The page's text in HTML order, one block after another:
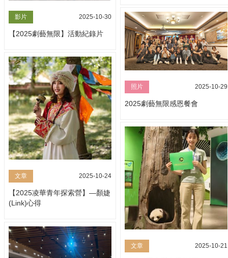
影片 2025-10-30
【2025劇藝無限】活動紀錄片
照片 2025-10-29
2025劇藝無限感恩餐會
文章 2025-10-24
【2025凌華青年探索營】—顏婕
(Link)心得
文章 2025-10-21